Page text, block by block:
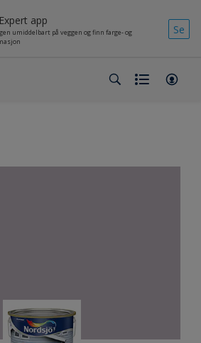
app
umiddelbart på veggen og finn farge- og
Se